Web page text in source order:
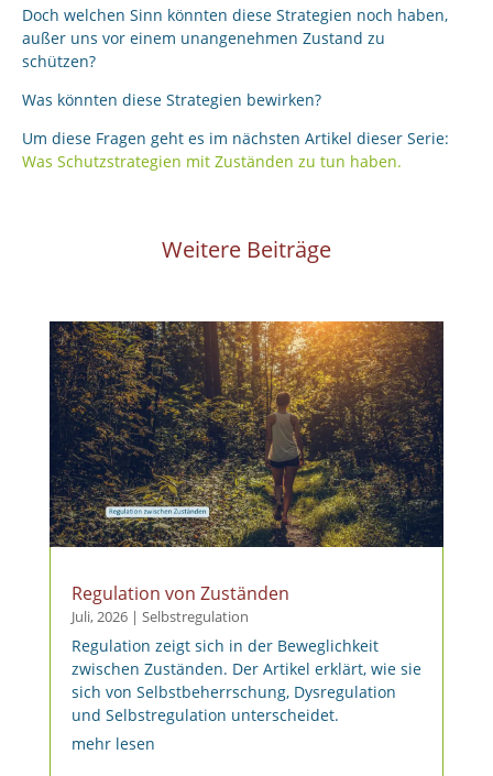
Doch welchen Sinn könnten diese Strategien noch haben,
außer uns vor einem unangenehmen Zustand zu
schützen?
Was könnten diese Strategien bewirken?
Um diese Fragen geht es im nächsten Artikel dieser Serie:
Was Schutzstrategien mit Zuständen zu tun haben.
Weitere Beiträge
Regulation von Zuständen
Juli, 2026| Selbstregulation
Regulation zeigt sich in der Beweglichkeit
zwischen Zuständen. Der Artikel erklärt, wie sie
sich von Selbstbeherrschung, Dysregulation
und Selbstregulation unterscheidet.
mehr lesen